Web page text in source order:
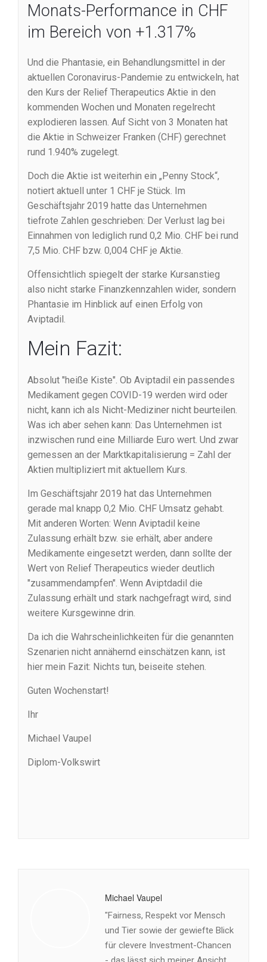
Monats-Performance in CHF
im Bereich von +1.317%
Und die Phantasie, ein Behandlungsmittel in der
aktuellen Coronavirus-Pandemie zu entwickeln, hat
den Kurs der Relief Therapeutics Aktie in den
kommenden Wochen und Monaten regelrecht
explodieren lassen. Auf Sicht von 3 Monaten hat
die Aktie in Schweizer Franken (CHF) gerechnet
rund 1.940% zugelegt.
Doch die Aktie ist weiterhin ein „Penny Stock“,
notiert aktuell unter 1 CHF je Stück. Im
Geschäftsjahr 2019 hatte das Unternehmen
tiefrote Zahlen geschrieben: Der Verlust lag bei
Einnahmen von lediglich rund 0,2 Mio. CHF bei rund
7,5 Mio. CHF bzw. 0,004 CHF je Aktie.
Offensichtlich spiegelt der starke Kursanstieg
also nicht starke Finanzkennzahlen wider, sondern
Phantasie im Hinblick auf einen Erfolg von
Aviptadil.
Mein Fazit:
Absolut "heiße Kiste". Ob Aviptadil ein passendes
Medikament gegen COVID-19 werden wird oder
nicht, kann ich als Nicht-Mediziner nicht beurteilen.
Was ich aber sehen kann: Das Unternehmen ist
inzwischen rund eine Milliarde Euro wert. Und zwar
gemessen an der Marktkapitalisierung = Zahl der
Aktien multipliziert mit aktuellem Kurs.
Im Geschäftsjahr 2019 hat das Unternehmen
gerade mal knapp 0,2 Mio. CHF Umsatz gehabt.
Mit anderen Worten: Wenn Aviptadil keine
Zulassung erhält bzw. sie erhält, aber andere
Medikamente eingesetzt werden, dann sollte der
Wert von Relief Therapeutics wieder deutlich
"zusammendampfen". Wenn Aviptdadil die
Zulassung erhält und stark nachgefragt wird, sind
weitere Kursgewinne drin.
Da ich die Wahrscheinlichkeiten für die genannten
Szenarien nicht annähernd einschätzen kann, ist
hier mein Fazit: Nichts tun, beiseite stehen.
Guten Wochenstart!
Ihr
Michael Vaupel
Diplom-Volkswirt
Michael Vaupel
"Fairness, Respekt vor Mensch
und Tier sowie der gewiefte Blick
für clevere Investment-Chancen